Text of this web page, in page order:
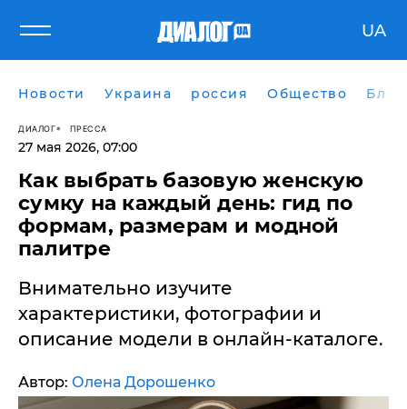
UA
Новости Украина россия Общество
ДИАЛОГ ПРЕССА
27 мая 2026, 07:00
Как выбрать базовую женскую
сумку на каждый день: гид по
формам, размерам и модной
палитре
Внимательно изучите
характеристики, фотографии и
описание модели в онлайн-каталоге.
Автор: Олена Дорошенко